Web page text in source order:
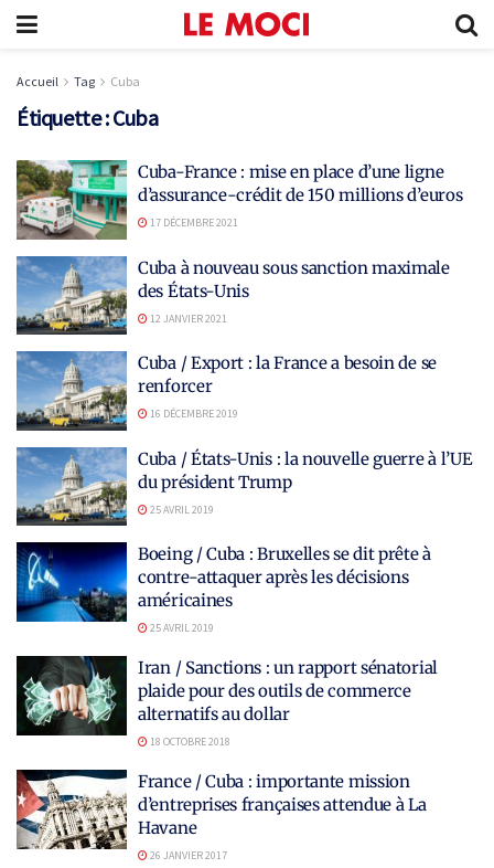
Accueil Tag Cuba
Étiquette :Cuba
Cuba-France : mise en place d’une ligne
d’assurance-crédit de 150 millions d’euros
17 DÉCEMBRE 2021
Cuba à nouveau sous sanction maximale
des États-Unis
12 JANVIER 2021
Cuba / Export : la France a besoin de se
renforcer
16 DÉCEMBRE 2019
Cuba / États-Unis : la nouvelle guerre à l’UE
du président Trump
25 AVRIL 2019
Boeing / Cuba : Bruxelles se dit prête à
contre-attaquer après les décisions
américaines
25 AVRIL 2019
Iran / Sanctions : un rapport sénatorial
plaide pour des outils de commerce
alternatifs au dollar
18 OCTOBRE 2018
France / Cuba : importante mission
d’entreprises françaises attendue à La
Havane
26 JANVIER 2017